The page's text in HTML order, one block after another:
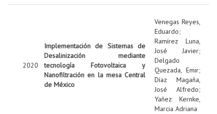
2020
Implementación de Sistemas de
Desalinización mediante
tecnología Fotovoltaica y
Nanofiltración en la mesa Central
de México
Venegas Reyes,
Eduardo;
Ramírez Luna,
José Javier;
Delgado
Quezada, Emir;
Díaz Magaña,
José Alfredo;
Yañez Kernke,
Marcia Adriana